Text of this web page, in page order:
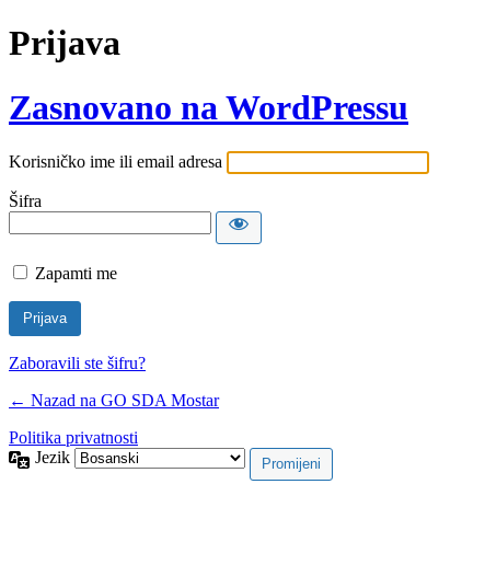
Prijava
Zasnovano na WordPressu
Korisničko ime ili email adresa
Šifra
Zapamti me
Zaboravili ste šifru?
← Nazad na GO SDA Mostar
Politika privatnosti
Jezik